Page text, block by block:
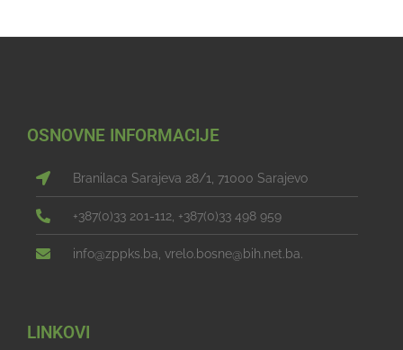
OSNOVNE INFORMACIJE
Branilaca Sarajeva 28/1, 71000 Sarajevo
+387(0)33 201-112, +387(0)33 498 959
info@zppks.ba, vrelo.bosne@bih.net.ba.
LINKOVI